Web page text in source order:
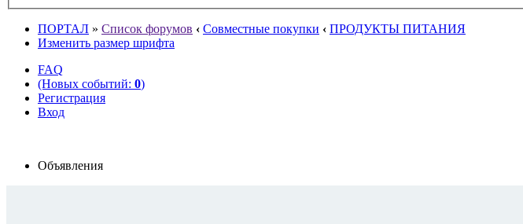
ПОРТАЛ » Список форумов ‹ Совместные покупки ‹ ПРОДУКТЫ ПИТАНИЯ
Изменить размер шрифта
FAQ
(Новых событий: 0)
Регистрация
Вход
Объявления